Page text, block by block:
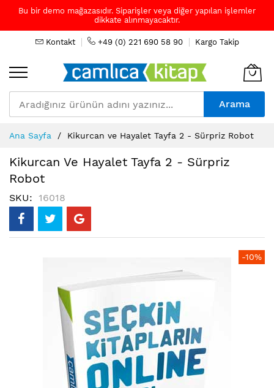
Bu bir demo mağazasıdır. Siparişler veya diğer yapılan işlemler
dikkate alınmayacaktır.
Kontakt +49 (0) 221 690 58 90 Kargo Takip
Arama
to
Content
Ana Sayfa Kikurcan ve Hayalet Tayfa 2 - Sürpriz Robot
Kikurcan Ve Hayalet Tayfa 2 - Sürpriz
Robot
SKU 16018
-10%